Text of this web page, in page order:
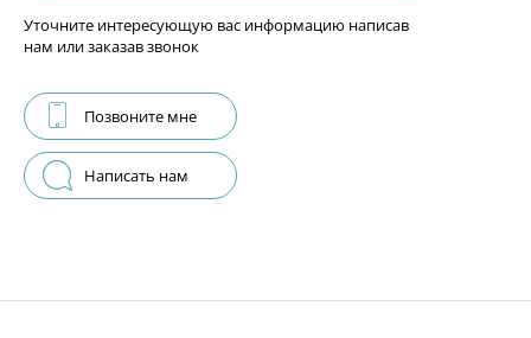
Уточните интересующую вас информацию написав
нам или заказав звонок
Позвоните мне
Написать нам